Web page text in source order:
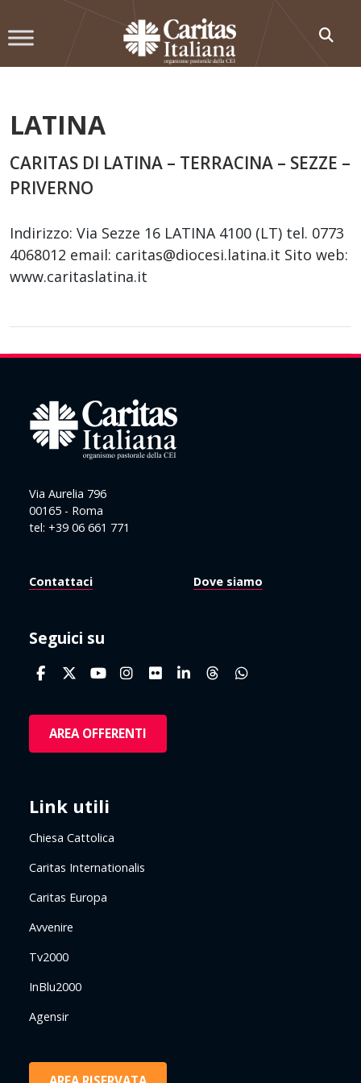
to
LATINA
CARITAS DI LATINA – TERRACINA – SEZZE –
PRIVERNO
Indirizzo: Via Sezze 16 LATINA 4100 (LT) tel. 0773
4068012 email: caritas@diocesi.latina.it Sito web:
www.caritaslatina.it
Via Aurelia 796
00165 - Roma
tel: +39 06 661 771
Contattaci Dove siamo
Seguici su
AREA OFFERENTI
Link utili
Chiesa Cattolica
Caritas Internationalis
Caritas Europa
Avvenire
Tv2000
InBlu2000
Agensir